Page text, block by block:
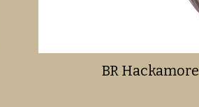
BR Hackamore